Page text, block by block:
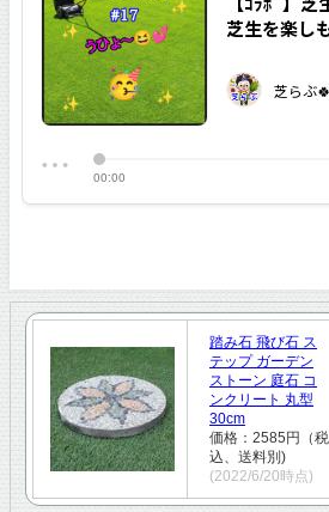
踏み石 飛び石 ス
テップ ガーデン
ストーン 庭石 コ
ンクリート 丸型
30cm
価格：2585円（税
込、送料別)
(2022/6/20時点)